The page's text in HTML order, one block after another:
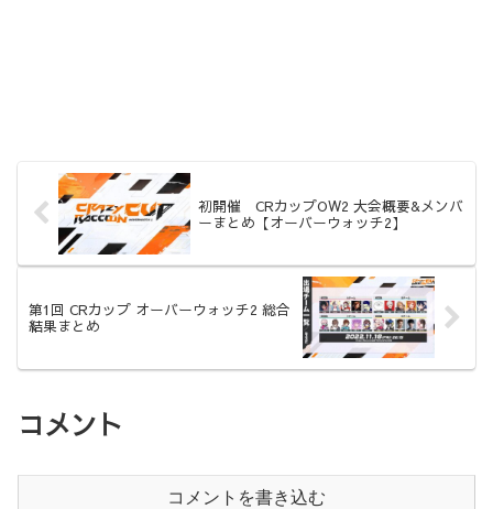
初開催 CRカップOW2 大会概要&メンバ
ーまとめ【オーバーウォッチ2】
第1回 CRカップ オーバーウォッチ2 総合
結果まとめ
コメント
コメントを書き込む